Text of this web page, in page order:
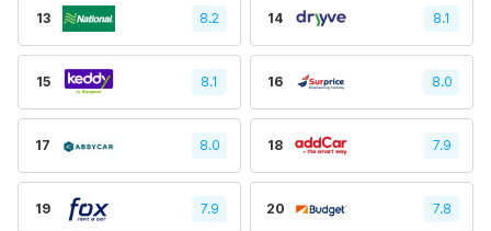
13 8.2 14 8.1
15 8.1 16 8.0
17 8.0 18 7.9
19 7.9 20 7.8